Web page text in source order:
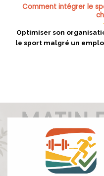
Comment intégrer le
Optimiser son
le sport malgré un